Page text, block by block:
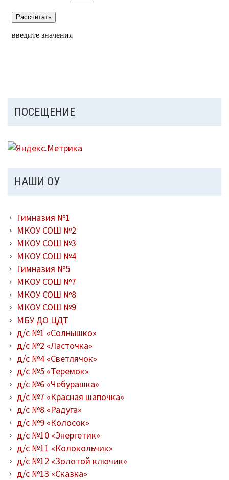
ПОСЕЩЕНИЕ
НАШИ ОУ
Гимназия №1
МКОУ СОШ №2
МКОУ СОШ №3
МКОУ СОШ №4
Гимназия №5
МКОУ СОШ №7
МКОУ СОШ №8
МКОУ СОШ №9
МБУ ДО ЦДТ
д/с №1 «Солнышко»
д/с №2 «Ласточка»
д/с №4 «Светлячок»
д/с №5 «Теремок»
д/с №6 «Чебурашка»
д/с №7 «Красная шапочка»
д/с №8 «Радуга»
д/с №9 «Колосок»
д/с №10 «Энергетик»
д/с №11 «Колокольчик»
д/с №12 «Золотой ключик»
д/с №13 «Сказка»